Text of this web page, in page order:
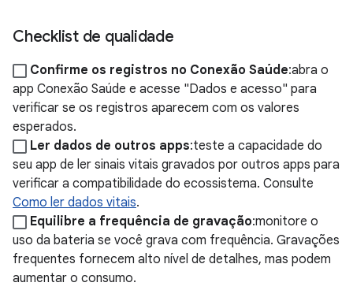
Checklist de qualidade
Confirme os registros no Conexão Saúde:abra o
app Conexão Saúde e acesse "Dados e acesso" para
verificar se os registros aparecem com os valores
esperados.
Ler dados de outros apps:teste a capacidade do
seu app de ler sinais vitais gravados por outros apps para
verificar a compatibilidade do ecossistema. Consulte
Como ler dados vitais.
Equilibre a frequência de gravação:monitore o
uso da bateria se você grava com frequência. Gravações
frequentes fornecem alto nível de detalhes, mas podem
aumentar o consumo.